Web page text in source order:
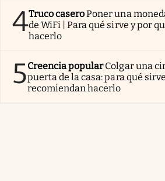
4Truco caseroPoner una
de WiFi | Para qué sirve y por
hacerlo
5Creencia popularColgar una
puerta de la casa: para qué
recomiendan hacerlo